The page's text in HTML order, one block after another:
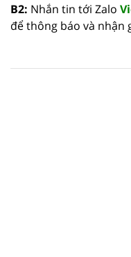
B2: Nhắn tin tới Zalo
để thông báo và nhận